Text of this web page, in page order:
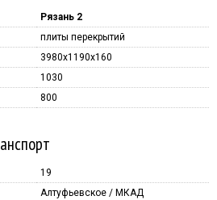
Рязань 2
плиты перекрытий
3980x1190x160
1030
800
19
Алтуфьевское / МКАД